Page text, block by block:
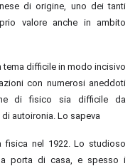
di origine, uno dei tanti
valore anche in ambito
tema difficile in modo incisivo
con numerosi aneddoti
di fisico sia difficile da
autoironia. Lo sapeva
fisica nel 1922. Lo studioso
porta di casa, e spesso i